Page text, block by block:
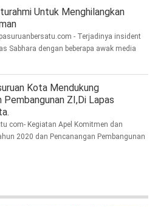
Untuk Menghilangkan
- Terjadinya insident
Sabhara dengan beberapa awak media
Kota Mendukung
Pembangunan ZI,Di Lapas
com- Kegiatan Apel Komitmen dan
2020 dan Pencanangan Pembangunan